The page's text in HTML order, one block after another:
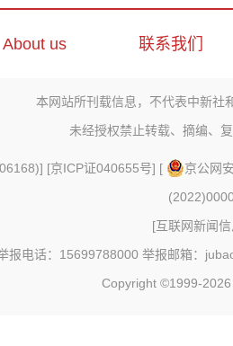
About us 联系我们
本网站所刊载信息，不代表中新社
未经授权禁止转载、摘编、
] [京ICP证040655号] [
京公网
[互联网新闻
报电话：15699788000 举报邮箱：
Copyright ©1999-